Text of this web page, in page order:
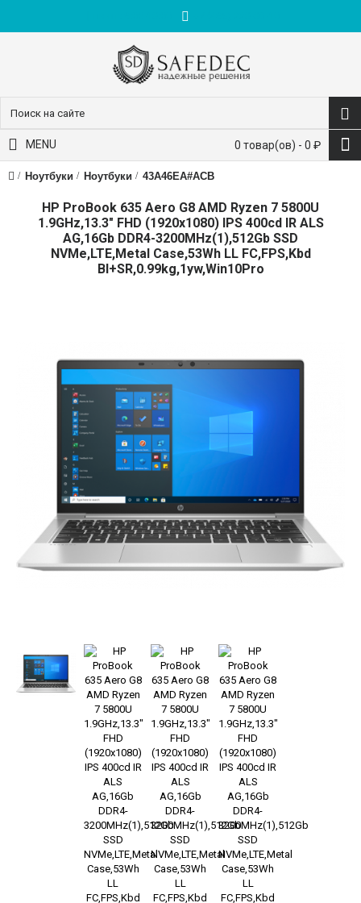
0 товар(ов) - 0 ₽
MENU
Ноутбуки Ноутбуки 43A46EA#ACB
HP ProBook 635 Aero G8 AMD Ryzen 7 5800U
1.9GHz,13.3" FHD (1920x1080) IPS 400cd IR ALS
AG,16Gb DDR4-3200MHz(1),512Gb SSD
NVMe,LTE,Metal Case,53Wh LL FC,FPS,Kbd
Bl+SR,0.99kg,1yw,Win10Pro